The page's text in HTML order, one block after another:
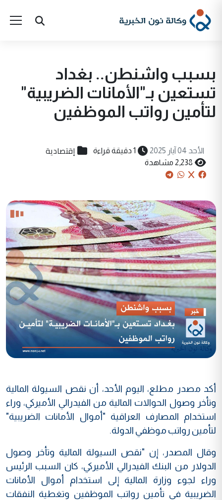
بسبب واشنطن.. بغداد
تستعين بـ"الأمانات الضريبية"
لتأمين رواتب الموظفين
الأحد 04 آيار 2025 1 دقيقة قراءة إقتصادية
2,238 مشاهدة
أكد مصدر مطلع، اليوم الأحد، أن نقص السيولة المالية
وتأخر وصول الحوالات المالية من الفيدرالي الأميركي، وراء
استخدام المصارف العراقية "أموال الأمانات الضريبية"
لتأمين رواتب موظفي الدولة.
وقال المصدر، إن "نقص السيولة المالية وتأخر وصول
الدولار من البنك الفيدرالي الأميركي، كان السبب الرئيس
وراء لجوء وزارة المالية إلى استخدام أموال الأمانات
الضريبية في تأمين رواتب الموظفين وتغطية النفقات